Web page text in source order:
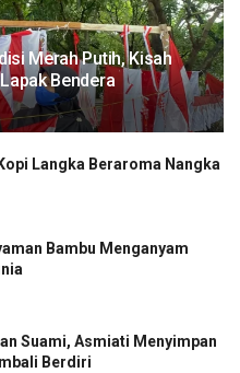
Merah Putih, Kisah
Bendera
Langka Beraroma Nangka
Bambu Menganyam
Suami, Asmiati Menyimpan
Berdiri